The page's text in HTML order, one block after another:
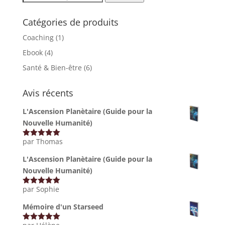
Catégories de produits
Coaching (1)
Ebook (4)
Santé & Bien-être (6)
Avis récents
L'Ascension Planètaire (Guide pour la
Nouvelle Humanité)
Note 5sur
par Thomas
L'Ascension Planètaire (Guide pour la
Nouvelle Humanité)
Note5sur
par Sophie
Mémoire d'un Starseed